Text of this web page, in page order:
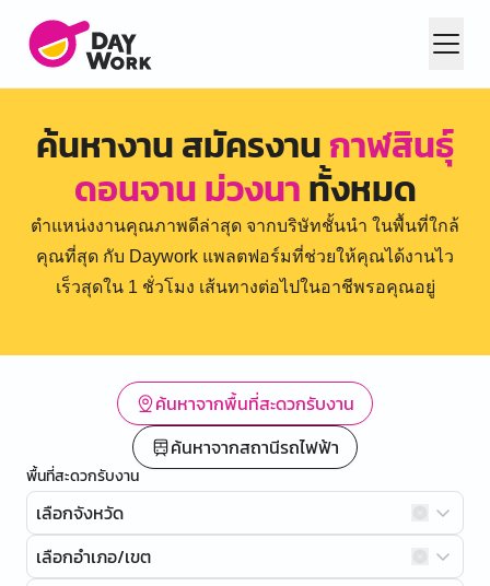
ค้นหางาน สมัครงานกาฬสินธุ์
ดอนจาน ม่วงนาทั้งหมด
ตำแหน่งงานคุณภาพดีล่าสุด จากบริษัทชั้นนำ ในพื้นที่ใกล้
คุณที่สุด กับ Daywork แพลตฟอร์มที่ช่วยให้คุณได้งานไว
เร็วสุดใน 1 ชั่วโมง เส้นทางต่อไปในอาชีพรอคุณอยู่
ค้นหาจากพื้นที่สะดวกรับงาน
ค้นหาจากสถานีรถไฟฟ้า
พื้นที่สะดวกรับงาน
เลือกจังหวัด
เลือกอำเภอ/เขต